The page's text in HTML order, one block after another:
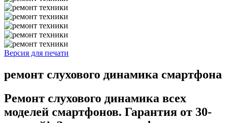
Версия для печати
ремонт слухового динамика смартфона
Ремонт слухового динамика всех
моделей смартфонов. Гарантия от 30-